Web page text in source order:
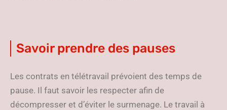
Savoir prendre des pauses
Les contrats en télétravail prévoient des temps de
pause. Il faut savoir les respecter afin de
décompresser et d’éviter le surmenage. Le travail à